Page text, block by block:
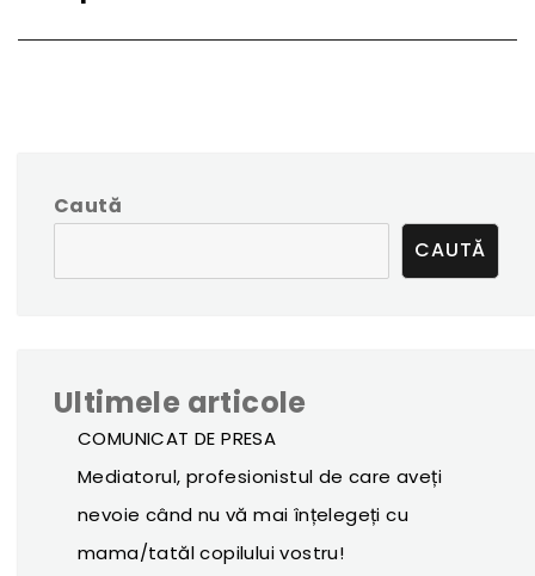
Caută
CAUTĂ
Ultimele articole
COMUNICAT DE PRESA
Mediatorul, profesionistul de care aveți
nevoie când nu vă mai înțelegeți cu
mama/tatăl copilului vostru!